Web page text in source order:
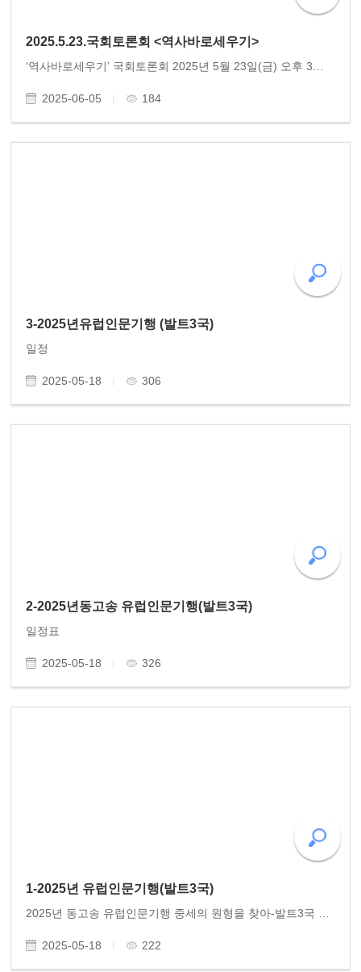
2025.5.23.국회토론회 <역사바로세우기>
2025-06-05 184
3-2025년유럽인문기행 (발트3국)
일정
2025-05-18 306
2-2025년동고송 유럽인문기행(발트3국)
일정표
2025-05-18 326
1-2025년 유럽인문기행(발트3국)
2025-05-18 222